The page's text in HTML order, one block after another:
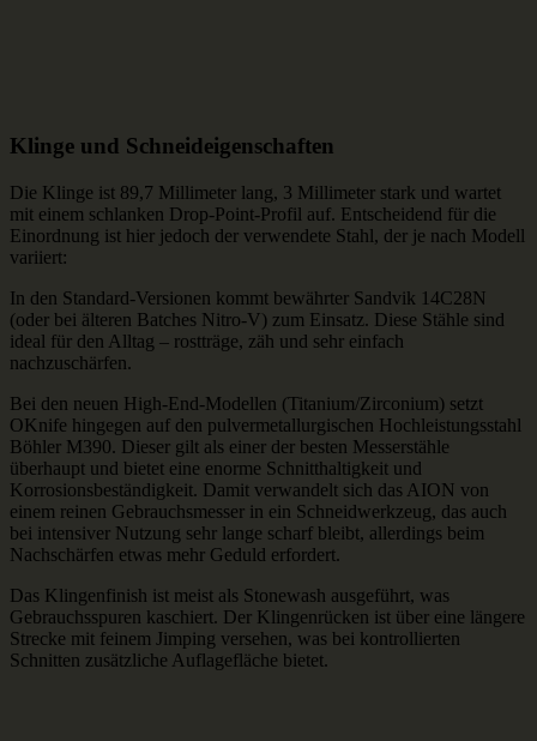
Klinge und Schneideigenschaften
Die Klinge ist 89,7 Millimeter lang, 3 Millimeter stark und wartet
mit einem schlanken Drop-Point-Profil auf. Entscheidend für die
Einordnung ist hier jedoch der verwendete Stahl, der je nach Modell
variiert:
In den Standard-Versionen kommt bewährter Sandvik 14C28N
(oder bei älteren Batches Nitro-V) zum Einsatz. Diese Stähle sind
ideal für den Alltag – rostträge, zäh und sehr einfach
nachzuschärfen.
Bei den neuen High-End-Modellen (Titanium/Zirconium) setzt
OKnife hingegen auf den pulvermetallurgischen Hochleistungsstahl
Böhler M390. Dieser gilt als einer der besten Messerstähle
überhaupt und bietet eine enorme Schnitthaltigkeit und
Korrosionsbeständigkeit. Damit verwandelt sich das AION von
einem reinen Gebrauchsmesser in ein Schneidwerkzeug, das auch
bei intensiver Nutzung sehr lange scharf bleibt, allerdings beim
Nachschärfen etwas mehr Geduld erfordert.
Das Klingenfinish ist meist als Stonewash ausgeführt, was
Gebrauchsspuren kaschiert. Der Klingenrücken ist über eine längere
Strecke mit feinem Jimping versehen, was bei kontrollierten
Schnitten zusätzliche Auflagefläche bietet.